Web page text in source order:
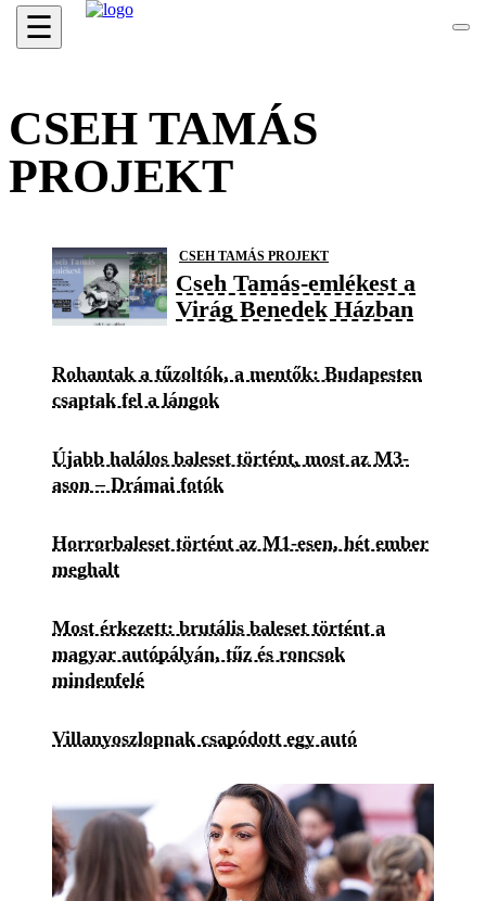
☰
CSEH TAMÁS
PROJEKT
CSEH TAMÁS PROJEKT
Cseh Tamás-emlékest a
Virág Benedek Házban
Rohantak a tűzoltók, a mentők: Budapesten
csaptak fel a lángok
Újabb halálos baleset történt, most az M3-
ason – Drámai fotók
Horrorbaleset történt az M1-esen, hét ember
meghalt
Most érkezett: brutális baleset történt a
magyar autópályán, tűz és roncsok
mindenfelé
Villanyoszlopnak csapódott egy autó